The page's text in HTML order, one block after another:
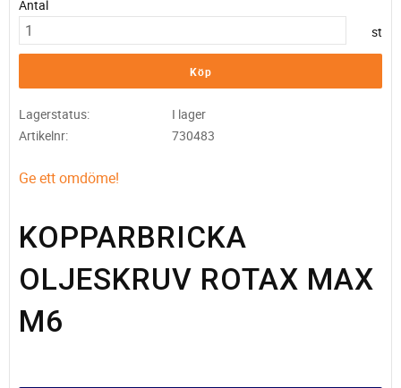
Antal
st
Köp
Lagerstatus
I lager
Artikelnr
730483
Ge ett omdöme!
KOPPARBRICKA
OLJESKRUV ROTAX MAX
M6